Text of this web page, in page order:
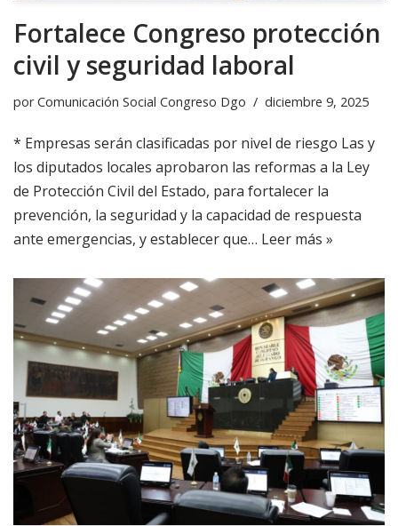
Fortalece Congreso protección
civil y seguridad laboral
porComunicación Social Congreso Dgo diciembre 9, 2025
* Empresas serán clasificadas por nivel de riesgo Las y
los diputados locales aprobaron las reformas a la Ley
de Protección Civil del Estado, para fortalecer la
prevención, la seguridad y la capacidad de respuesta
ante emergencias, y establecer que… Leer más »